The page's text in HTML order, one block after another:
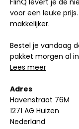
FlinQ levert je de
voor een leuke
makkelijker.
Bestel je vandaag
pakket morgen al
Lees meer
Adres
Havenstraat 76M
1271 AG Huizen
Nederland